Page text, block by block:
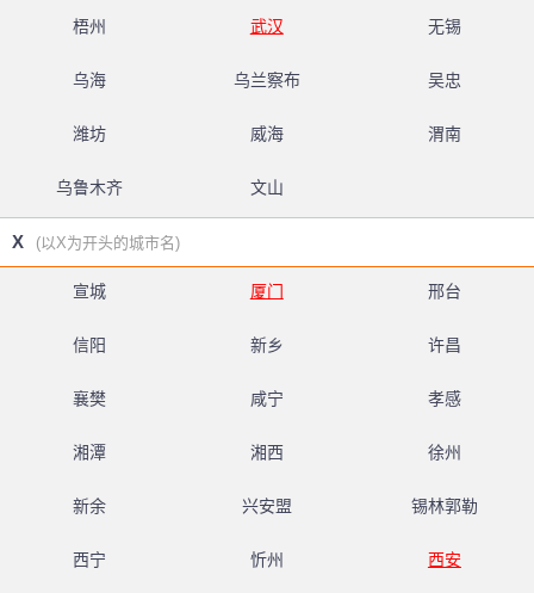
梧州 武汉 无锡
乌海 乌兰察布 吴忠
潍坊 威海 渭南
乌鲁木齐 文山
X (以X为开头的城市名)
宣城 厦门 邢台
信阳 新乡 许昌
襄樊 咸宁 孝感
湘潭 湘西 徐州
新余 兴安盟 锡林郭勒
西宁 忻州 西安